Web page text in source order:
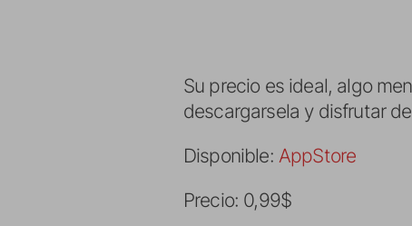
Su precio es ideal, algo
descargarsela y disfrutar
Disponible: AppStore
Precio: 0,99$